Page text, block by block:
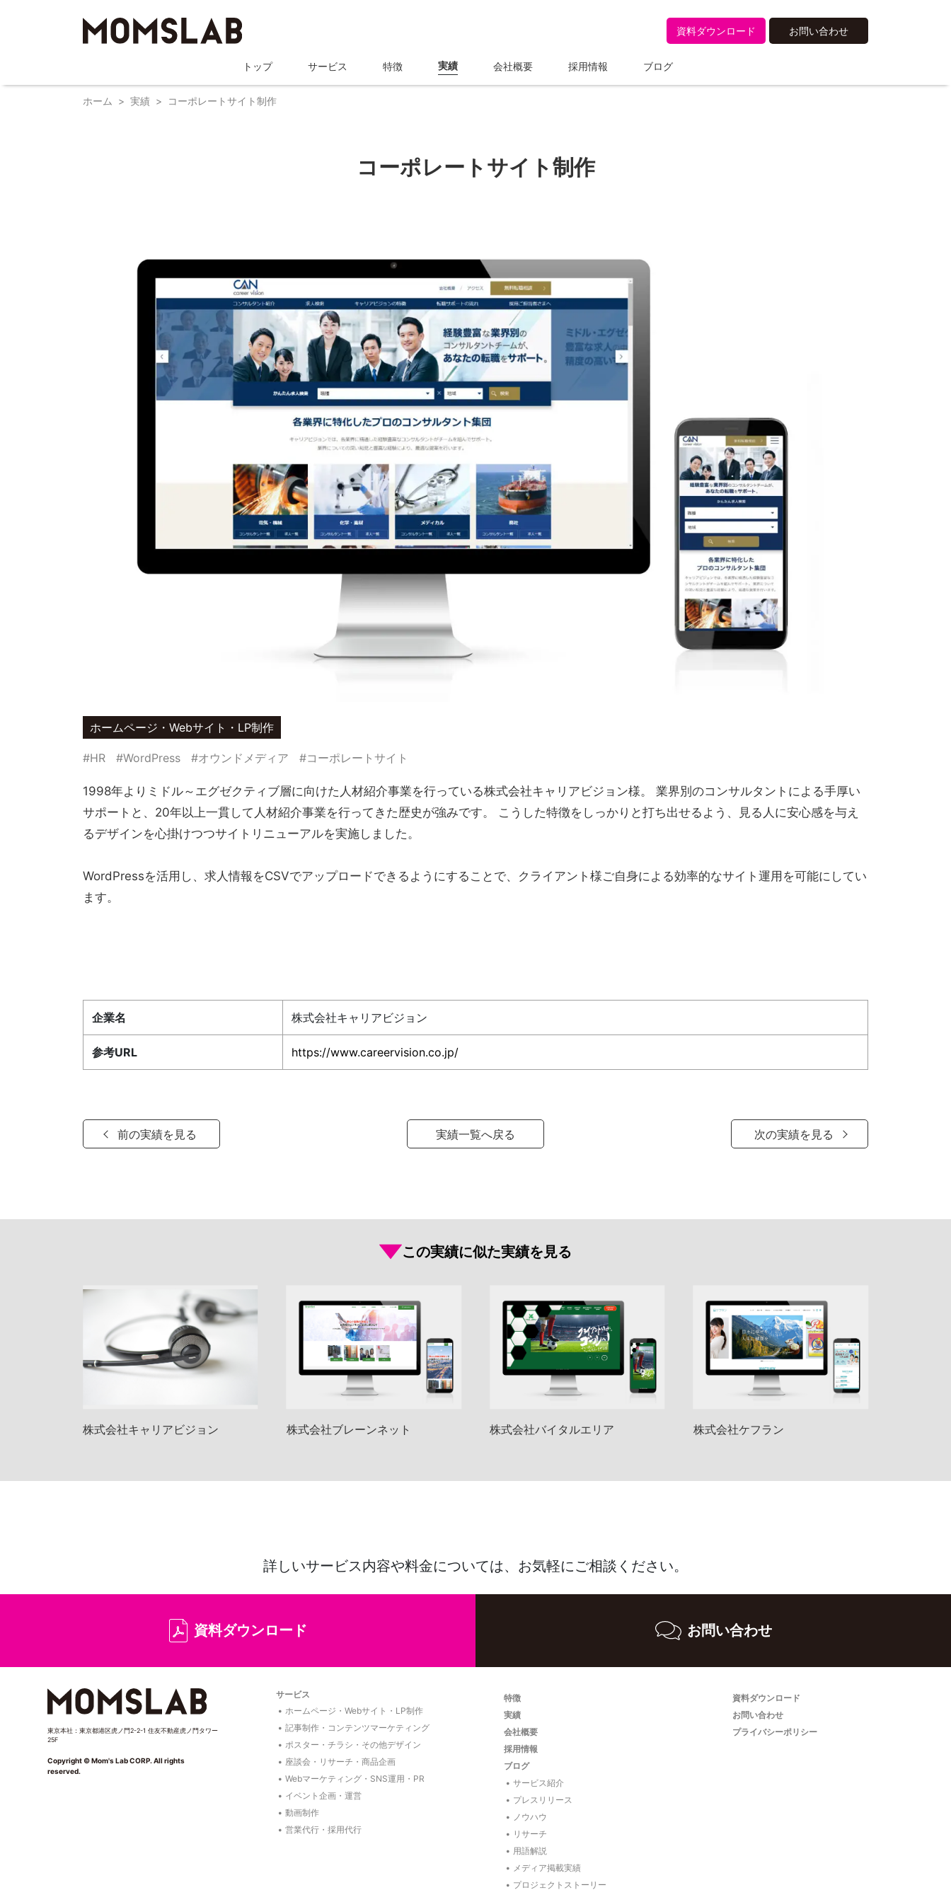
資料ダウンロード お問い合わせ
トップ サービス 特徴 実績 会社概要 採用情報 ブログ
ホーム 実績 コーポレートサイト制作
コーポレートサイト制作
ホームページ・Webサイト・LP制作
#HR #WordPress #オウンドメディア #コーポレートサイト
1998年よりミドル～エグゼクティブ層に向けた人材紹介事業を行っている株式会社キャリアビジョン様。 業界別のコンサルタントによる手厚い
サポートと、20年以上一貫して人材紹介事業を行ってきた歴史が強みです。 こうした特徴をしっかりと打ち出せるよう、見る人に安心感を与え
るデザインを心掛けつつサイトリニューアルを実施しました。
WordPressを活用し、求人情報をCSVでアップロードできるようにすることで、クライアント様ご自身による効率的なサイト運用を可能にしてい
ます。
企業名 株式会社キャリアビジョン
参考URL https://www.careervision.co.jp/
前の実績を見る 実績一覧へ戻る 次の実績を見る
この実績に似た実績を見る
株式会社キャリアビジョン 株式会社ブレーンネット 株式会社バイタルエリア 株式会社ケフラン
詳しいサービス内容や料金については、 お気軽にご相談ください。
資料ダウンロード お問い合わせ
東京本社：東京都港区虎ノ門2-2-1 住友不動産虎ノ門タワー
25F
Copyright © Mom's Lab CORP. All rights
reserved.
サービス
ホームページ・Webサイト・LP制作
記事制作・コンテンツマーケティング
ポスター・チラシ・その他デザイン
座談会・リサーチ・商品企画
Webマーケティング・SNS運用・PR
イベント企画・運営
動画制作
営業代行・採用代行
特徴
実績
会社概要
採用情報
ブログ
サービス紹介
プレスリリース
ノウハウ
リサーチ
用語解説
メディア掲載実績
プロジェクトストーリー
資料ダウンロード
お問い合わせ
プライバシーポリシー